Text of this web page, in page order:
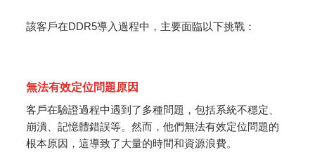
該客戶在DDR5導入過程中，主要面臨以下挑戰：
無法有效定位問題原因
客戶在驗證過程中遇到了多種問題，包括系統不穩定、
崩潰、記憶體錯誤等。然而，他們無法有效定位問題的
根本原因，這導致了大量的時間和資源浪費。